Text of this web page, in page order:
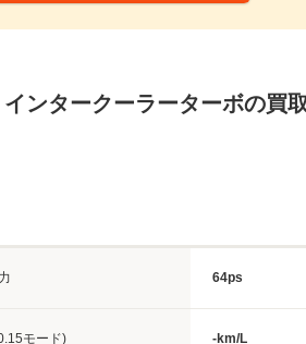
ンタークーラーターボの買
64ps
モード) -km/L